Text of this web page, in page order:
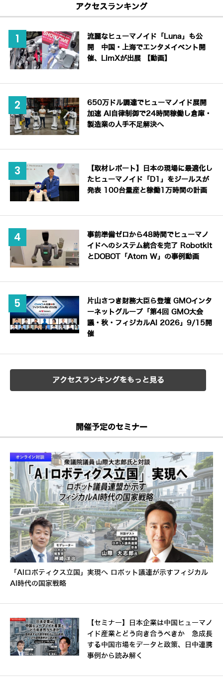
アクセスランキング
流麗なヒューマノイド「Luna」も公
開 中国・上海でエンタメイベント開
催、LimXが出展 【動画】
650万ドル調達でヒューマノイド展開
加速 AI自律制御で24時間稼働し倉庫・
製造業の人手不足解決へ
【取材レポート】日本の現場に最適化し
たヒューマノイド「D1」をジールスが
発表 100台量産と稼働1万時間の計画
事前準備ゼロから48時間でヒューマノ
イドへのシステム統合を完了 Robotkit
とDOBOT「Atom W」の事例動画
片山さつき財務大臣ら登壇 GMOインタ
ーネットグループ「第4回 GMO大会
議・秋・フィジカルAI 2026」9/15開
催
アクセスランキングをもっと見る
開催予定のセミナー
「AIロボティクス立国」実現へ ロボット議連が示すフィジカル
AI時代の国家戦略
【セミナー】日本企業は中国ヒューマノ
イド産業とどう向き合うべきか 急成長
する中国市場をデータと政策、日中連携
事例から読み解く